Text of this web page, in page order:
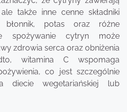
także inne cenne składniki
potas oraz różne
spożywanie cytryn może
zdrowia serca oraz obniżenia
witamina C wspomaga
co jest szczególnie
wegetariańskiej lub